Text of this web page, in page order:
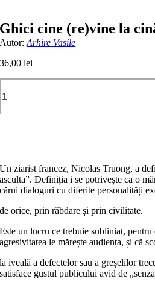
Ghici cine (re)vine la
Autor:Arhire Vasile
36,00lei
Un ziarist francez, Nicolas Truong, a
asculta”. Definiția i se potrivește ca o
cărui dialoguri cu diferite personalități
de orice, prin răbdare și prin civilitate.
Este un lucru ce trebuie subliniat,
agresivitatea le mărește audiența, și că
la iveală a defectelor sau a greșelilor
satisface gustul publicului avid de